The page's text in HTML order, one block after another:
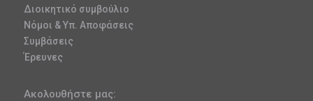
Διοικητικό συμβούλιο
Νόμοι & Υπ. Αποφάσεις
Συμβάσεις
Έρευνες
Ακολουθήστε μας: